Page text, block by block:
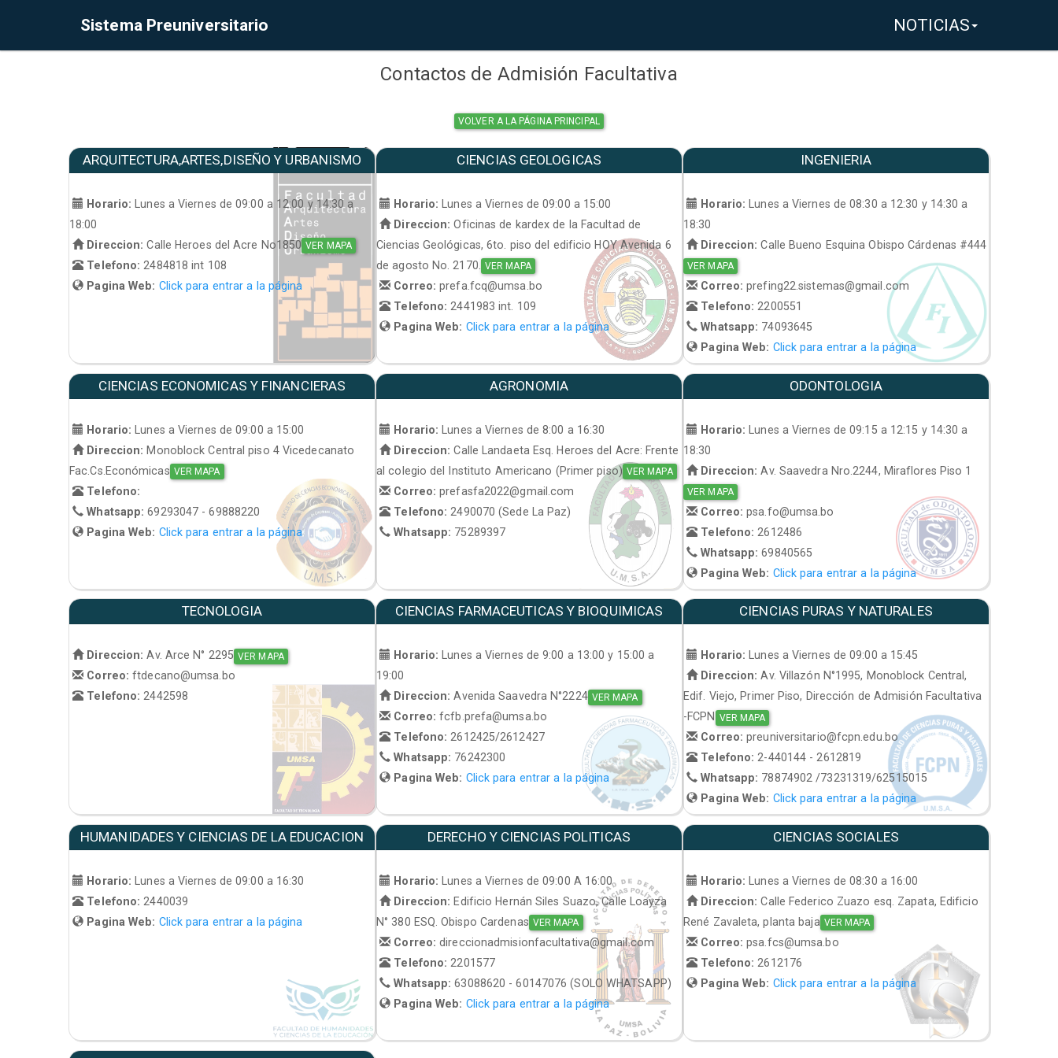
Sistema Preuniversitario NOTICIAS
Contactos de Admisión Facultativa
VOLVER A LA PÁGINA PRINCIPAL
ARQUITECTURA,ARTES,DISEÑO Y URBANISMO
Horario:
Lunes a Viernes de 09:00 a 12:00 y 14:30 a
18:00
Direccion: Calle Heroes del Acre No1850 VER MAPA
Telefono: 2484818 int 108
Pagina Web: Click para entrar a la página
CIENCIAS GEOLOGICAS
Horario:
Lunes a Viernes de 09:00 a 15:00
Direccion: Oficinas de kardex de la Facultad de
Ciencias Geológicas, 6to. piso del edificio HOY Avenida 6
de agosto No. 2170.
VER MAPA
Correo:prefa.fcq@umsa.bo
Telefono: 2441983 int. 109
Pagina Web: Click para entrar a la página
INGENIERIA
Horario:
Lunes a Viernes de 08:30 a 12:30 y 14:30 a
18:30
Direccion: Calle Bueno Esquina Obispo Cárdenas #444
VER MAPA
Correo:prefing22.sistemas@gmail.com
Telefono: 2200551
Whatsapp: 74093645
Pagina Web: Click para entrar a la página
CIENCIAS ECONOMICAS Y FINANCIERAS
Horario:
Lunes a Viernes de 09:00 a 15:00
Direccion: Monoblock Central piso 4 Vicedecanato
Fac.Cs.Económicas VER MAPA
Telefono:
Whatsapp:69293047 - 69888220
Pagina Web: Click para entrar a la página
AGRONOMIA
Horario:
Lunes a Viernes de 8:00 a 16:30
Direccion: Calle Landaeta Esq. Heroes del Acre: Frente
al colegio del Instituto Americano (Primer piso) VER MAPA
Correo:prefasfa2022@gmail.com
Telefono: 2490070 (Sede La Paz)
Whatsapp: 75289397
ODONTOLOGIA
Horario:
Lunes a Viernes de 09:15 a 12:15 y 14:30 a
18:30
Direccion: Av. Saavedra Nro.2244, Miraflores Piso 1
VER MAPA
Correo:psa.fo@umsa.bo
Telefono: 2612486
Whatsapp:69840565
Pagina Web: Click para entrar a la página
TECNOLOGIA
Direccion: Av. Arce N° 2295 VER MAPA
Correo:ftdecano@umsa.bo
Telefono:2442598
CIENCIAS FARMACEUTICAS Y BIOQUIMICAS
Horario: Lunes a Viernes de 9:00 a 13:00 y 15:00 a
19:00
Direccion: Avenida Saavedra N°2224 VER MAPA
Correo:fcfb.prefa@umsa.bo
Telefono:2612425/2612427
Whatsapp: 76242300
Pagina Web: Click para entrar a la página
CIENCIAS PURAS Y NATURALES
Horario: Lunes a Viernes de 09:00 a 15:45
Direccion: Av. Villazón N°1995, Monoblock Central,
Edif. Viejo, Primer Piso, Dirección de Admisión Facultativa
-FCPN VER MAPA
Correo:preuniversitario@fcpn.edu.bo
Telefono:2-440144 - 2612819
Whatsapp: 78874902 /73231319/62515015
Pagina Web: Click para entrar a la página
HUMANIDADES Y CIENCIAS DE LA EDUCACION
Horario:
Lunes a Viernes de 09:00 a 16:30
Telefono: 2440039
Pagina Web: Click para entrar a la página
DERECHO Y CIENCIAS POLITICAS
Horario:
Lunes a Viernes de 09:00 A 16:00
Direccion: Edificio Hernán Siles Suazo, Calle Loayza
N° 380 ESQ. Obispo Cardenas VER MAPA
Correo:direccionadmisionfacultativa@gmail.com
Telefono: 2201577
Whatsapp:63088620 - 60147076 (SOLO WHATSAPP)
Pagina Web: Click para entrar a la página
CIENCIAS SOCIALES
Horario:
Lunes a Viernes de 08:30 a 16:00
Direccion: Calle Federico Zuazo esq. Zapata, Edificio
René Zavaleta, planta baja VER MAPA
Correo:psa.fcs@umsa.bo
Telefono: 2612176
Pagina Web: Click para entrar a la página